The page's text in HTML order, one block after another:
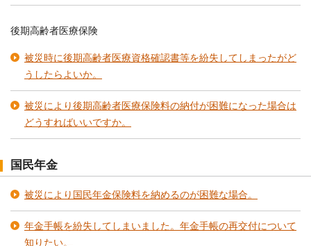
後期高齢者医療保険
被災時に後期高齢者医療資格確認書等を紛失してしまったがど
うしたらよいか。
被災により後期高齢者医療保険料の納付が困難になった場合は
どうすればいいですか。
国民年金
被災により国民年金保険料を納めるのが困難な場合。
年金手帳を紛失してしまいました。年金手帳の再交付について
知りたい。